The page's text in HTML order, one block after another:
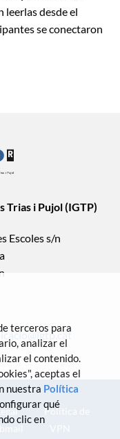
leerlas desde el
se conectaron
Trias i Pujol (IGTP)
Escoles s/n
Política de
terceros para
analizar el
el contenido.
aceptas el
nuestra Política
qué
clic en